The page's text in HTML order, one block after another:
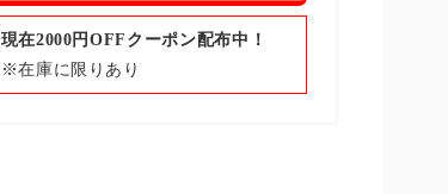
現在2000円OFFクーポン配布中！
※在庫に限りあり